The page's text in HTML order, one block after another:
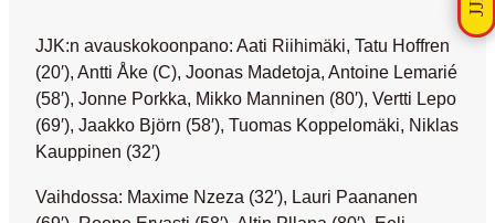
JJK:n avauskokoonpano: Aati Riihimäki, Tatu Hoffren
(20′), Antti Åke (C), Joonas Madetoja, Antoine Lemarié
(58′), Jonne Porkka, Mikko Manninen (80′), Vertti Lepo
(69′), Jaakko Björn (58′), Tuomas Koppelomäki, Niklas
Kauppinen (32′)
Vaihdossa: Maxime Nzeza (32′), Lauri Paananen